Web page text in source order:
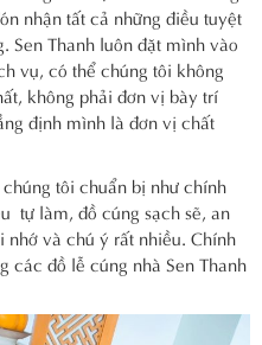
nhận tất cả những điều tuyệt
Sen Thanh luôn đặt mình vào
vụ, có thể chúng tôi không
không phải đơn vị bày trí
định mình là đơn vị chất
tôi chuẩn bị như chính
tự làm, đồ cúng sạch sẽ, an
và chú ý rất nhiều. Chính
các đồ lễ cúng nhà Sen Thanh